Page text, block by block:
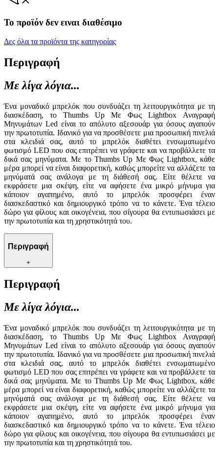
Το προϊόν δεν ειναι διαθέσιμο
Δες όλα τα προϊόντα της κατηγορίας
Περιγραφή
Με λίγα λόγια...
Ένα μοναδικό μπρελόκ που συνδυάζει τη λειτουργικότητα με τη
διασκέδαση, το Thumbs Up Με Φως Lightbox Αναγραφή
Μηνυμάτων Led είναι το απόλυτο αξεσουάρ για όσους αγαπούν
την πρωτοτυπία. Ιδανικό για να προσθέσετε μια προσωπική πινελιά
στα κλειδιά σας, αυτό το μπρελόκ διαθέτει ενσωματωμένο
φωτισμό LED που σας επιτρέπει να γράφετε και να προβάλλετε τα
δικά σας μηνύματα. Με το Thumbs Up Με Φως Lightbox, κάθε
μέρα μπορεί να είναι διαφορετική, καθώς μπορείτε να αλλάζετε τα
μηνύματά σας ανάλογα με τη διάθεσή σας. Είτε θέλετε να
εκφράσετε μια σκέψη, είτε να αφήσετε ένα μικρό μήνυμα για
κάποιον αγαπημένο, αυτό το μπρελόκ προσφέρει έναν
διασκεδαστικό και δημιουργικό τρόπο να το κάνετε. Ένα τέλειο
δώρο για φίλους και οικογένεια, που σίγουρα θα εντυπωσιάσει με
την πρωτοτυπία και τη χρηστικότητά του.
Περιγραφή
+
Περιγραφή
Με λίγα λόγια...
Ένα μοναδικό μπρελόκ που συνδυάζει τη λειτουργικότητα με τη
διασκέδαση, το Thumbs Up Με Φως Lightbox Αναγραφή
Μηνυμάτων Led είναι το απόλυτο αξεσουάρ για όσους αγαπούν
την πρωτοτυπία. Ιδανικό για να προσθέσετε μια προσωπική πινελιά
στα κλειδιά σας, αυτό το μπρελόκ διαθέτει ενσωματωμένο
φωτισμό LED που σας επιτρέπει να γράφετε και να προβάλλετε τα
δικά σας μηνύματα. Με το Thumbs Up Με Φως Lightbox, κάθε
μέρα μπορεί να είναι διαφορετική, καθώς μπορείτε να αλλάζετε τα
μηνύματά σας ανάλογα με τη διάθεσή σας. Είτε θέλετε να
εκφράσετε μια σκέψη, είτε να αφήσετε ένα μικρό μήνυμα για
κάποιον αγαπημένο, αυτό το μπρελόκ προσφέρει έναν
διασκεδαστικό και δημιουργικό τρόπο να το κάνετε. Ένα τέλειο
δώρο για φίλους και οικογένεια, που σίγουρα θα εντυπωσιάσει με
την πρωτοτυπία και τη χρηστικότητά του.